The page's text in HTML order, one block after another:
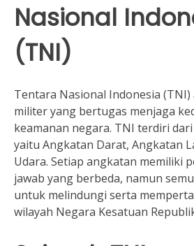
Nasional
(TNI)
Tentara Nasional Indonesia
militer yang bertugas menjaga
keamanan negara. TNI terdiri
yaitu Angkatan Darat, Angkatan
Udara. Setiap angkatan memiliki
jawab yang berbeda, namun
untuk melindungi serta
wilayah Negara Kesatuan